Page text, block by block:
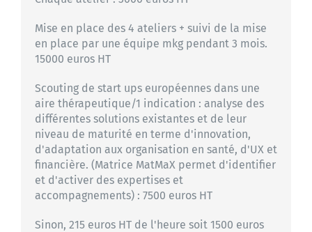
Mise en place des 4 ateliers + suivi de la mise
en place par une équipe mkg pendant 3 mois.
15000 euros HT
Scouting de start ups européennes dans une
aire thérapeutique/1 indication : analyse des
différentes solutions existantes et de leur
niveau de maturité en terme d'innovation,
d'adaptation aux organisation en santé, d'UX et
financière. (Matrice MatMaX permet d'identifier
et d'activer des expertises et
accompagnements) : 7500 euros HT
Sinon, 215 euros HT de l'heure soit 1500 euros